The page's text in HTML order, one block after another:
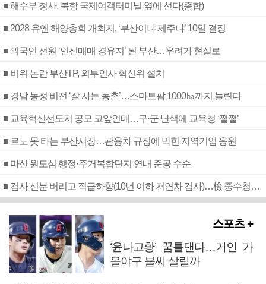
■ 해수부 청사, 북항 국제여객터미널 옆에 선다(종합)
■ 2028 유엔 해양총회 개최지, ‘부산이냐 제주냐’ 10일 결정
■ 외국인 선원 ‘인신매매 경유지’ 된 부산…우려가 현실로
■ 비위 논란 부산TP, 외부인사 혁신위 설치
■ 경남 농정 비전 ‘잘 사는 농촌’…스마트팜 1000㏊까지 늘린다
■ 교육혁신선도지 공모 코앞인데…구·군 난색에 교육청 ‘쩔쩔’
■ 르노 못 타는 부산시장…관용차 규정에 막힌 지역기업 응원
■ 마산 원도심 행정·주거복합단지 연내 준공 수순
■ 검사 신분 버리고 직급하향(10년 이하 저연차 검사)…檢 중수청행 기피
스포츠 +
‘윤나고황’ 꿈틀댄다…거인 가
을야구 불씨 살릴까